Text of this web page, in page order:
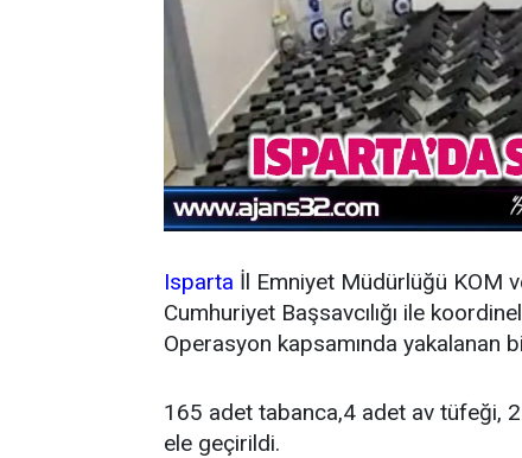
Isparta İl Emniyet Müdürlüğü KOM
Cumhuriyet Başsavcılığı ile
Operasyon kapsamında yakalanan
165 adet tabanca,4 adet av tüfeği, 2
ele geçirildi.